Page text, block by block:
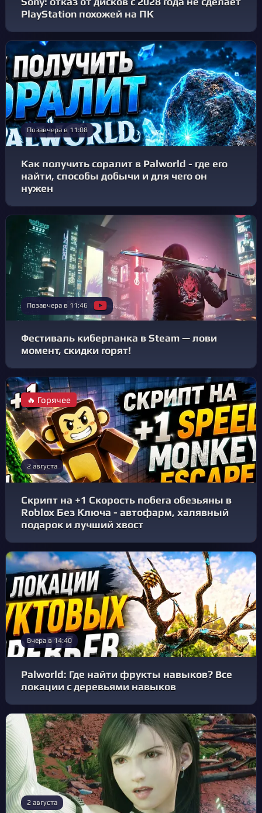
PlayStation похожей на ПК
Позавчера в 11:08
Как получить соралит в Palworld - где его
найти, способы добычи и для чего он
нужен
Позавчера в 11:46
Фестиваль киберпанка в Steam — лови
момент, скидки горят!
🔥 Горячее
2 августа
Скрипт на +1 Скорость побега обезьяны в
Roblox Без Ключа - автофарм, халявный
подарок и лучший хвост
Вчера в 14:40
Palworld: Где найти фрукты навыков? Все
локации с деревьями навыков
2 августа